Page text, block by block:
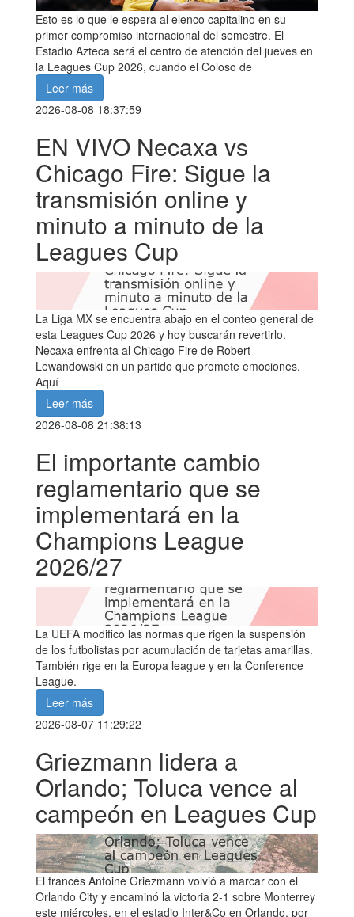
Esto es lo que le espera al elenco capitalino en su
primer compromiso internacional del semestre. El
Estadio Azteca será el centro de atención del jueves en
la Leagues Cup 2026, cuando el Coloso de
Leer más
2026-08-08 18:37:59
EN VIVO Necaxa vs
Chicago Fire: Sigue la
transmisión online y
minuto a minuto de la
Leagues Cup
La Liga MX se encuentra abajo en el conteo general de
esta Leagues Cup 2026 y hoy buscarán revertirlo.
Necaxa enfrenta al Chicago Fire de Robert
Lewandowski en un partido que promete emociones.
Aquí
Leer más
2026-08-08 21:38:13
El importante cambio
reglamentario que se
implementará en la
Champions League
2026/27
La UEFA modificó las normas que rigen la suspensión
de los futbolistas por acumulación de tarjetas amarillas.
También rige en la Europa league y en la Conference
League.
Leer más
2026-08-07 11:29:22
Griezmann lidera a
Orlando; Toluca vence al
campeón en Leagues Cup
El francés Antoine Griezmann volvió a marcar con el
Orlando City y encaminó la victoria 2-1 sobre Monterrey
este miércoles, en el estadio Inter&Co en Orlando, por